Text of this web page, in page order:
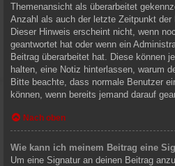
Themenansicht als überarbeitet
Anzahl als auch der letzte Zeitpunkt der
Dieser Hinweis erscheint nicht, wenn
geantwortet hat oder wenn ein
Beitrag überarbeitet hat. Diese können
halten, eine Notiz hinterlassen, warum
Bitte beachte, dass normale Benutzer
können, wenn bereits jemand darauf
Nach oben
Wie kann ich meinem Beitrag eine
Um eine Signatur an deinen Beitrag